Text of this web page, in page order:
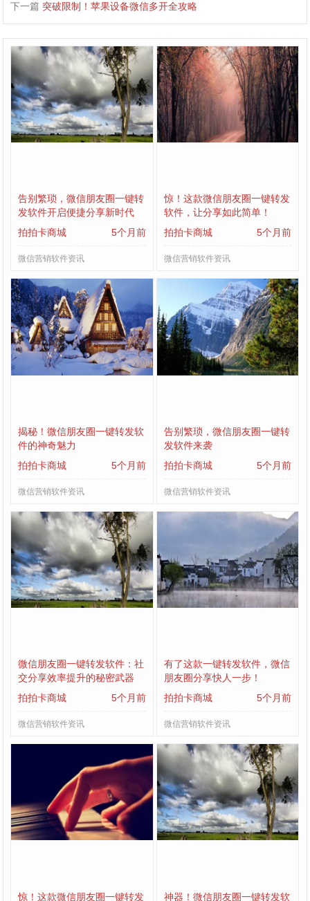
下一篇 突破限制！苹果设备微信多开全攻略
告别繁琐，微信朋友圈一键转
发软件开启便捷分享新时代
拍拍卡商城
5个月前
微信营销软件资讯
惊！这款微信朋友圈一键转发
软件，让分享如此简单！
拍拍卡商城
5个月前
微信营销软件资讯
揭秘！微信朋友圈一键转发软
件的神奇魅力
拍拍卡商城
5个月前
微信营销软件资讯
告别繁琐，微信朋友圈一键转
发软件来袭
拍拍卡商城
5个月前
微信营销软件资讯
微信朋友圈一键转发软件：社
交分享效率提升的秘密武器
拍拍卡商城
5个月前
微信营销软件资讯
有了这款一键转发软件，微信
朋友圈分享快人一步！
拍拍卡商城
5个月前
微信营销软件资讯
惊！这款微信朋友圈一键转发 神器！微信朋友圈一键转发软